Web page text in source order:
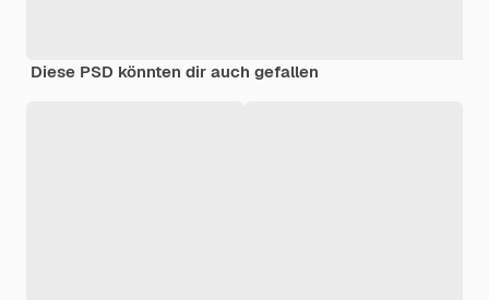
Diese PSD könnten dir auch gefallen